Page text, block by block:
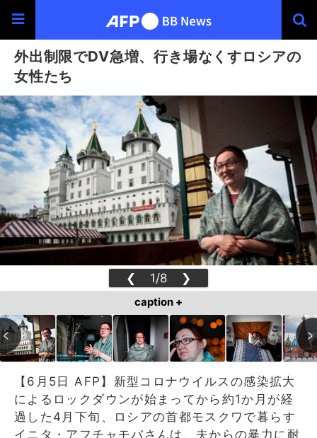
外出制限でDV急増、行き場なくすロシアの
女性たち
❮ 1/8 ❯
caption +
【6月5日 AFP】新型コロナウイルスの感染拡大
によるロックダウンが始まってから約1か月が経
過した4月下旬、ロシアの首都モスクワで暮らす
イニタ・アフチャモバさんは、夫からの暴力に耐